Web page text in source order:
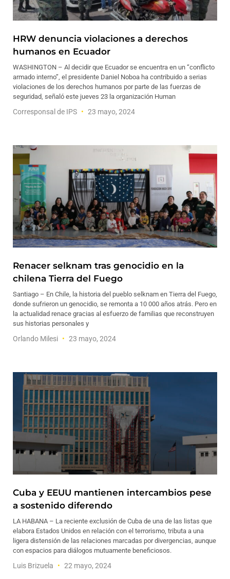
HRW denuncia violaciones a derechos
humanos en Ecuador
WASHINGTON – Al decidir que Ecuador se encuentra en un “conflicto
armado interno”, el presidente Daniel Noboa ha contribuido a serias
violaciones de los derechos humanos por parte de las fuerzas de
seguridad, señaló este jueves 23 la organización Human
Corresponsal de IPS 23 mayo, 2024
Renacer selknam tras genocidio en la
chilena Tierra del Fuego
Santiago – En Chile, la historia del pueblo selknam en Tierra del Fuego,
donde sufrieron un genocidio, se remonta a 10 000 años atrás. Pero en
la actualidad renace gracias al esfuerzo de familias que reconstruyen
sus historias personales y
Orlando Milesi 23 mayo, 2024
Cuba y EEUU mantienen intercambios pese
a sostenido diferendo
LA HABANA – La reciente exclusión de Cuba de una de las listas que
elabora Estados Unidos en relación con el terrorismo, tributa a una
ligera distensión de las relaciones marcadas por divergencias, aunque
con espacios para diálogos mutuamente beneficiosos.
Luis Brizuela 22 mayo, 2024